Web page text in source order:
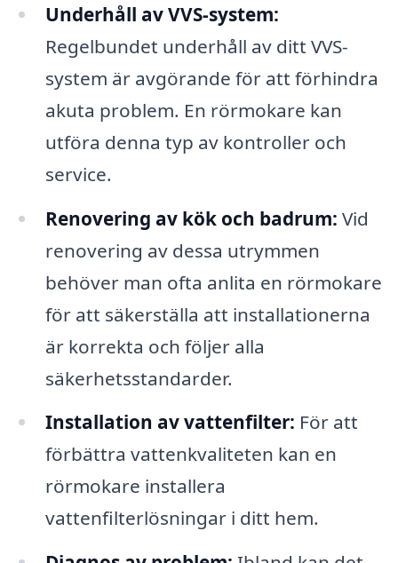
Underhåll av VVS-system:
Regelbundet underhåll av ditt VVS-
system är avgörande för att förhindra
akuta problem. En rörmokare kan
utföra denna typ av kontroller och
service.
Renovering av kök och badrum: Vid
renovering av dessa utrymmen
behöver man ofta anlita en rörmokare
för att säkerställa att installationerna
är korrekta och följer alla
säkerhetsstandarder.
Installation av vattenfilter: För att
förbättra vattenkvaliteten kan en
rörmokare installera
vattenfilterlösningar i ditt hem.